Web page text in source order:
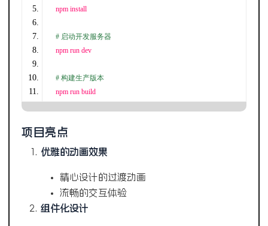
npm install
# 启动开发服务器
npm run dev
# 构建生产版本
npm run build
项目亮点
优雅的动画效果
精心设计的过渡动画
流畅的交互体验
组件化设计